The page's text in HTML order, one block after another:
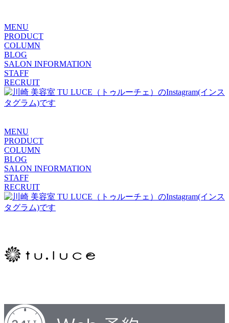
MENU
PRODUCT
COLUMN
BLOG
SALON INFORMATION
STAFF
RECRUIT
MENU
PRODUCT
COLUMN
BLOG
SALON INFORMATION
STAFF
RECRUIT